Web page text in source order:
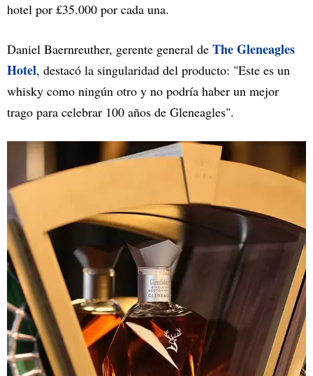
hotel por £35.000 por cada una.
Daniel Baernreuther, gerente general de The Gleneagles
Hotel, destacó la singularidad del producto: "Este es un
whisky como ningún otro y no podría haber un mejor
trago para celebrar 100 años de Gleneagles".